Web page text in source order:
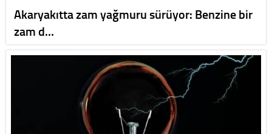
Akaryakıtta zam yağmuru sürüyor: Benzine bir
zam d…